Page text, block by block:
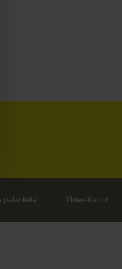
palautetta Yhteystiedot